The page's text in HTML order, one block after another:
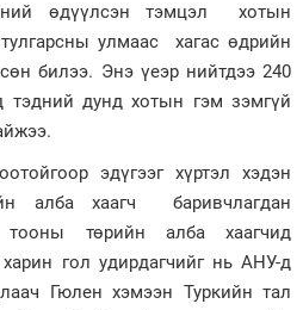
өдүүлсэн тэмцэл хотын
улмаас хагас өдрийн
билээ. Энэ үеэр нийтдээ 240
тэдний дунд хотын гэм зэмгүй
эдүгээг хүртэл хэдэн
алба хаагч баривчлагдан
тооны төрийн алба хаагчид
гол удирдагчийг нь АНУ-д
Гюлен хэмээн Туркийн тал